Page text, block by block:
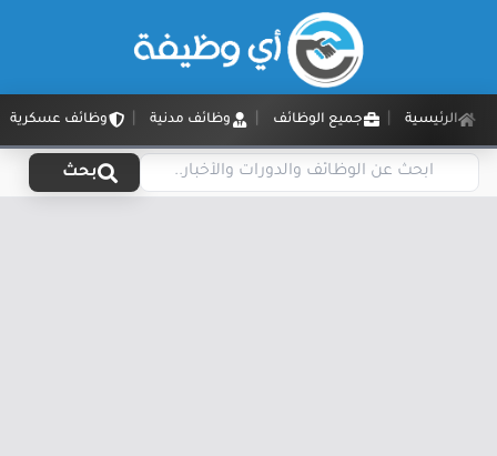
الرئيسية جميع الوظائف وظائف مدنية وظائف عسكرية
بحث